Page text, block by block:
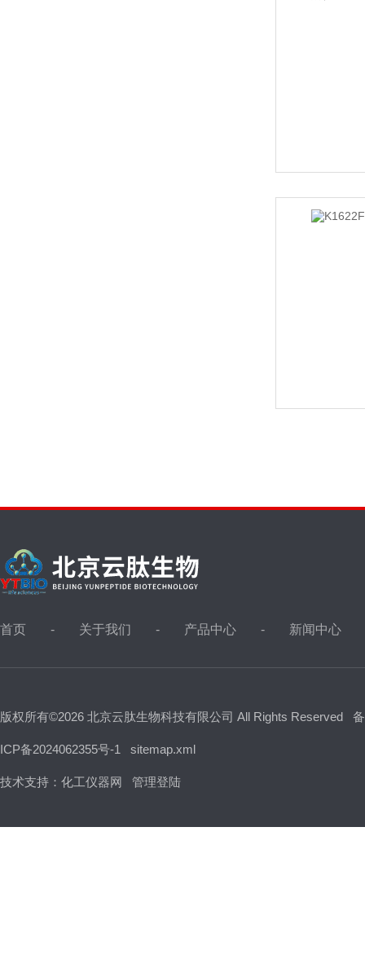
首页 关于我们 产品中心 新闻中心
版权所有©2026 北京云肽生物科技有限公司 All Rights Reserved
ICP备2024062355号-1 sitemap.xml
技术支持： 化工仪器网 管理登陆